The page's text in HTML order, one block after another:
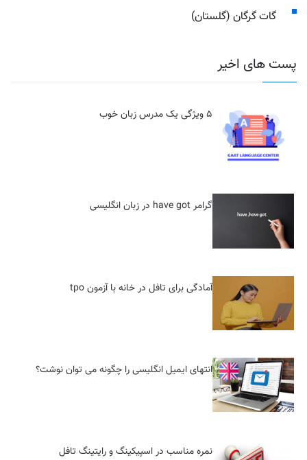
گات گرگان (گلستان)
پست های اخیر
5 ویژگی یک مدرس زبان خوب
گرامر have got در زبان انگلیسی
آمادگی برای تافل در خانه با آزمون tpo
انتهای ایمیل انگلیسی را چگونه می توان نوشت؟
نمره مناسب در اسپیکینگ و رایتینگ تافل